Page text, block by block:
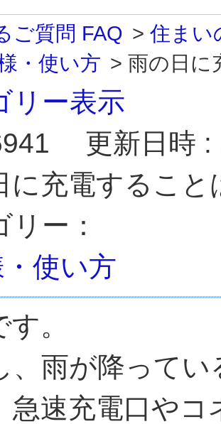
ご質問 FAQ > 住まい
・使い方 > 雨の日に
リー表示
更新日時
に充電すること
リー：
使い方
。
、雨が降って
急速充電口や